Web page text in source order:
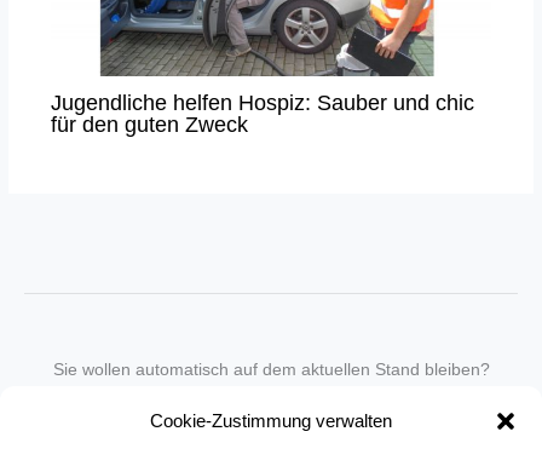
Cookie-Zustimmung verwalten
Jugendliche helfen Hospiz: Sauber und chic
für den guten Zweck
Sie wollen automatisch auf dem aktuellen Stand bleiben?
in unseren Newsletter-Service auf.